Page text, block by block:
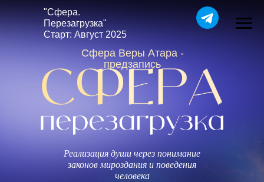
Сфера Веры Атара -
предзапись
Реализация души через понимание
законов мироздания и поведения
человека
"Сфера.
Перезагрузка"
Старт: Август 2025